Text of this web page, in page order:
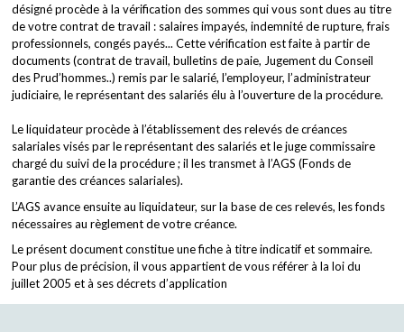
désigné procède à la vérification des sommes qui vous sont dues au titre
de votre contrat de travail : salaires impayés, indemnité de rupture, frais
professionnels, congés payés... Cette vérification est faite à partir de
documents (contrat de travail, bulletins de paie, Jugement du Conseil
des Prud’hommes..) remis par le salarié, l’employeur, l’administrateur
judiciaire, le représentant des salariés élu à l’ouverture de la procédure.
Le liquidateur procède à l’établissement des relevés de créances
salariales visés par le représentant des salariés et le juge commissaire
chargé du suivi de la procédure ; il les transmet à l’AGS (Fonds de
garantie des créances salariales).
L’AGS avance ensuite au liquidateur, sur la base de ces relevés, les fonds
nécessaires au règlement de votre créance.
Le présent document constitue une fiche à titre indicatif et sommaire.
Pour plus de précision, il vous appartient de vous référer à la loi du
juillet 2005 et à ses décrets d’application